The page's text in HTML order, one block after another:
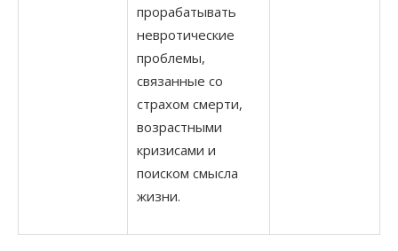
прорабатывать
невротические
проблемы,
связанные со
страхом смерти,
возрастными
кризисами и
поиском смысла
жизни.